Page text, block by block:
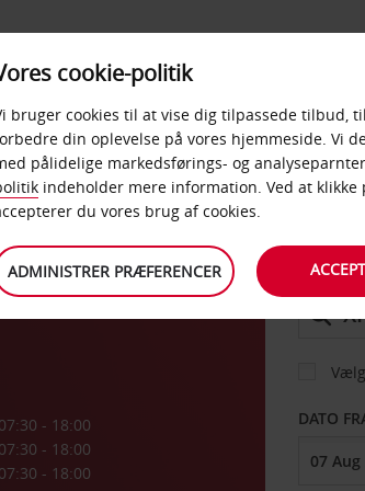
PRODUKTER &
KONTORER
07:30 - 18:00
07:30 - 18:00
07:30 - 18:00
AFHENT
DATO
cookie-politik
bruger cookies til at vise dig tilpassede tilbud,
din oplevelse på vores hjemmeside. Vi
pålidelige markedsførings- og
indeholder mere information. Ved at klikke
du vores brug af cookies.
ADMINISTRER PRÆFERENCER